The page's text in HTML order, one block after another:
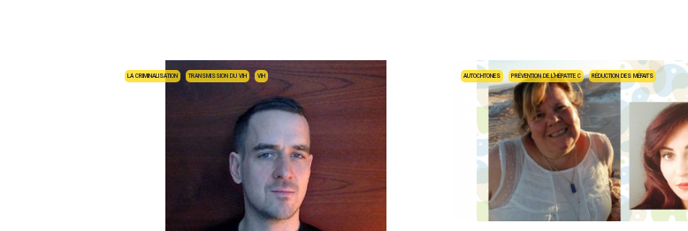
LA CRIMINALISATION TRANSMISSION DU VIH VIH AUTOCHTONES PRÉVENTION DE L'HÉPATITE C RÉDUCTION DES MÉFAITS